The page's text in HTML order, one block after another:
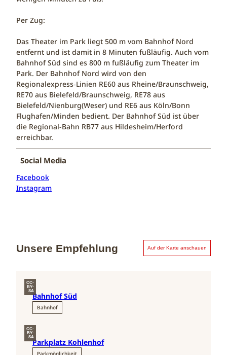
Per Zug:
Das Theater im Park liegt 500 m vom Bahnhof Nord
entfernt und ist damit in 8 Minuten fußläufig. Auch vom
Bahnhof Süd sind es 800 m fußläufig zum Theater im
Park. Der Bahnhof Nord wird von den
Regionalexpress‑Linien RE60 aus Rheine/Braunschweig,
RE70 aus Bielefeld/Braunschweig, RE78 aus
Bielefeld/Nienburg(Weser) und RE6 aus Köln/Bonn
Flughafen/Minden bedient. Der Bahnhof Süd ist über
die Regional-Bahn RB77 aus Hildesheim/Herford
erreichbar.
Social Media
Facebook
Instagram
Unsere Empfehlung Auf der Karte anschauen
CC-
BY-
SABahnhof Süd
Bahnhof
CC-
BY-
SAParkplatz Kohlenhof
Parkmöglichkeit